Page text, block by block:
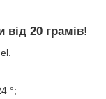
20 грамів!
°;